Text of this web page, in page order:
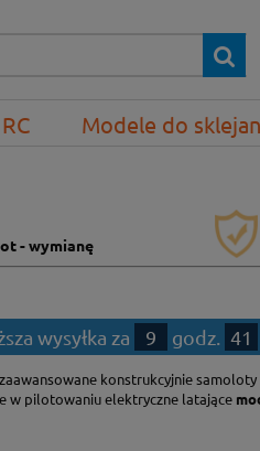
Modele do
- wymianę
wysyłka za 9 godz. 40
konstrukcyjnie
w pilotowaniu elektryczne latające